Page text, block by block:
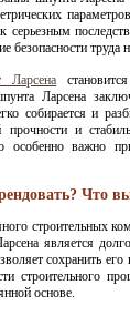
серьезным
безопасности труда
Ларсена
Ларсена
собирается и
прочности и
особенно важно
Что
строительных
является
сохранить
строительного
основе.